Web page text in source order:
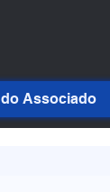
Associado